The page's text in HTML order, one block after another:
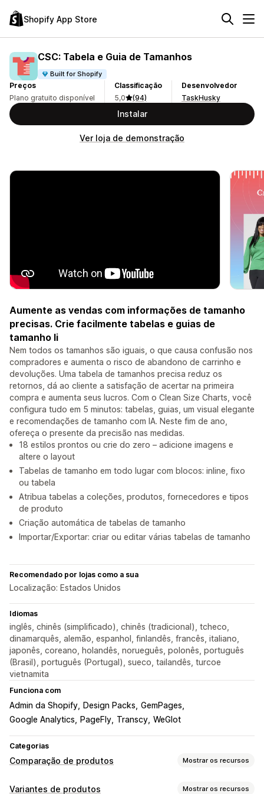
Shopify App Store
CSC: Tabela e Guia de Tamanhos
Built for Shopify
Preços
Plano gratuito disponível
Classificação
5,0
(94)
Desenvolvedor
TaskHusky
Instalar
Ver loja de demonstração
Aumente as vendas com informações de tamanho
precisas. Crie facilmente tabelas e guias de
tamanho li
Nem todos os tamanhos são iguais, o que causa confusão nos
compradores e aumenta o risco de abandono de carrinho e
devoluções. Uma tabela de tamanhos precisa reduz os
retornos, dá ao cliente a satisfação de acertar na primeira
compra e aumenta seus lucros. Com o Clean Size Charts, você
configura tudo em 5 minutos: tabelas, guias, um visual elegante
e recomendações de tamanho com IA. Neste fim de ano,
ofereça o presente da precisão nas medidas.
18 estilos prontos ou crie do zero – adicione imagens e
altere o layout
Tabelas de tamanho em todo lugar com blocos: inline, fixo
ou tabela
Atribua tabelas a coleções, produtos, fornecedores e tipos
de produto
Criação automática de tabelas de tamanho
Importar/Exportar: criar ou editar várias tabelas de tamanho
Recomendado por lojas como a sua
Localização: Estados Unidos
Idiomas
inglês, chinês (simplificado), chinês (tradicional), tcheco,
dinamarquês, alemão, espanhol, finlandês, francês, italiano,
japonês, coreano, holandês, norueguês, polonês, português
(Brasil), português (Portugal), sueco, tailandês, turcoe
vietnamita
Funciona com
Admin da Shopify Design Packs GemPages
Google Analytics
PageFly Transcy WeGlot
Categorias
Comparação de produtos Mostrar os recursos
Ferramentas de comparação
Variantes de produtos Mostrar os recursos